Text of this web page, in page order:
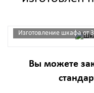
Изготовление шкафа от
Вы можете